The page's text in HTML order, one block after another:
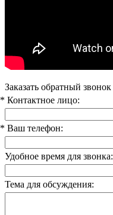
Заказать обратный звонок
* Контактное лицо:
* Ваш телефон:
Удобное время для звонка:
Тема для обсуждения: